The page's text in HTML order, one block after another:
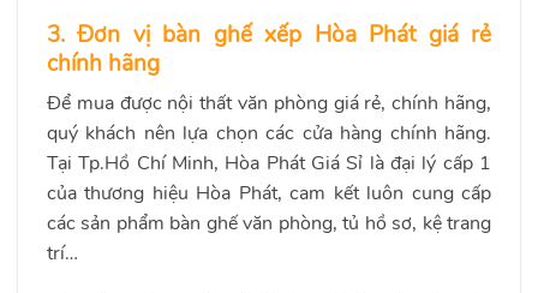
3. Đơn vị bàn ghế xếp Hòa Phát giá rẻ
chính hãng
Để mua được nội thất văn phòng giá rẻ, chính hãng,
quý khách nên lựa chọn các cửa hàng chính hãng.
Tại Tp.Hồ Chí Minh, Hòa Phát Giá Sỉ là đại lý cấp 1
của thương hiệu Hòa Phát, cam kết luôn cung cấp
các sản phẩm bàn ghế văn phòng, tủ hồ sơ, kệ trang
trí…